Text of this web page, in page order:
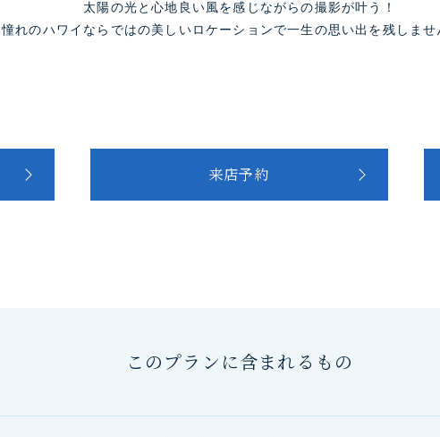
太陽の光と心地良い風を感じながらの撮影が叶う！
憧れのハワイならではの美しいロケーションで一生の思い出を残しませ
来店予約
このプランに含まれるもの